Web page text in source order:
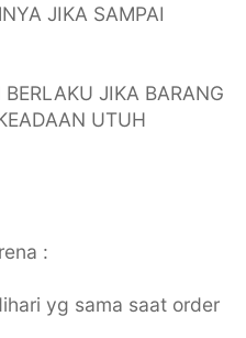
JIKA SAMPAI
JIKA BARANG
UTUH
:
yg sama saat order